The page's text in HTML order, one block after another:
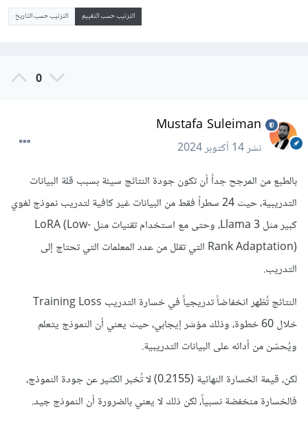
الترتيب حسب التقييم الترتيب حسب التاريخ
0
Mustafa Suleiman
نشر14 أكتوبر 2024
بالطبع من المرجح جداً أن تكون جودة النتائج سيئة بسبب قلة البيانات
التدريبية، حيث 24 سطراً فقط من البيانات غير كافية لتدريب نموذج لغوي
كبير مثل Llama 3، وحتى مع استخدام تقنيات مثل LoRA (Low-
Rank Adaptation) التي تقلل من عدد المعلمات التي تحتاج إلى
التدريب.
النتائج تُظهر انخفاضاً تدريجياً في خسارة التدريب Training Loss
خلال 60 خطوة، وذلك مؤشر إيجابي، حيث يعني أن النموذج يتعلم
ويُحسّن من أدائه على البيانات التدريبية.
لكن، قيمة الخسارة النهائية (0.2155) لا تُخبر الكثير عن جودة النموذج،
فالخسارة منخفضة نسبياً، لكن ذلك لا يعني بالضرورة أن النموذج جيد.